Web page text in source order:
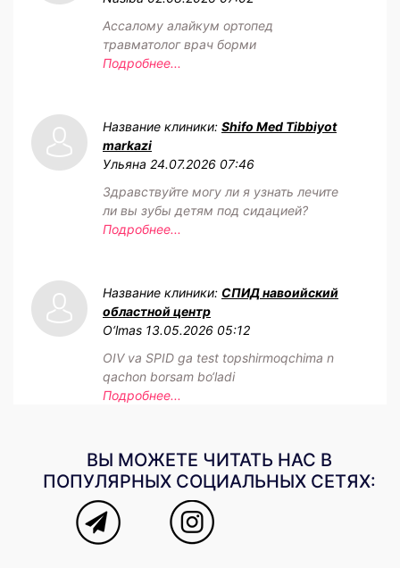
Ассалому алайкум ортопед
травматолог врач борми
Подробнее...
Название клиники: Shifo Med Tibbiyot
markazi
Ульяна 24.07.2026 07:46
Здравствуйте могу ли я узнать лечите
ли вы зубы детям под сидацией?
Подробнее...
Название клиники: СПИД навоийский
областной центр
O‘lmas 13.05.2026 05:12
OIV va SPID ga test topshirmoqchima n
qachon borsam bo‘ladi
Подробнее...
ВЫ МОЖЕТЕ ЧИТАТЬ НАС В
ПОПУЛЯРНЫХ СОЦИАЛЬНЫХ СЕТЯХ: